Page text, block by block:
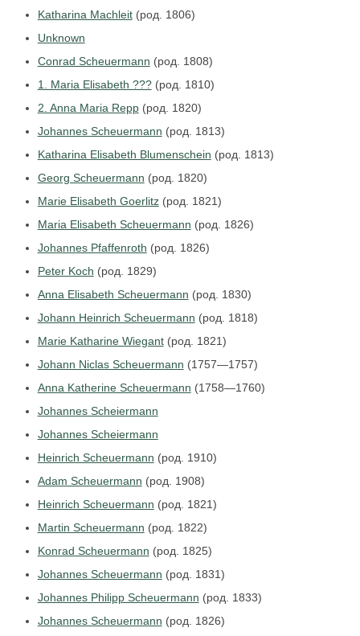
Katharina Machleit(род. 1806)
Unknown
Conrad Scheuermann (род. 1808)
1. Maria Elisabeth ???(род. 1810)
2. Anna Maria Repp(род. 1820)
Johannes Scheuermann (род. 1813)
Katharina Elisabeth Blumenschein (род. 1813)
Georg Scheuermann (род. 1820)
Marie Elisabeth Goerlitz(род. 1821)
Maria Elisabeth Scheuermann (род. 1826)
Johannes Pfaffenroth (род. 1826)
Peter Koch (род. 1829)
Anna Elisabeth Scheuermann (род. 1830)
Johann Heinrich Scheuermann (род. 1818)
Marie Katharine Wiegant(род. 1821)
Johann Niclas Scheuermann (1757—1757)
Anna Katherine Scheuermann (1758—1760)
Johannes Scheiermann
Johannes Scheiermann
Heinrich Scheuermann (род. 1910)
Adam Scheuermann (род. 1908)
Heinrich Scheuermann (род. 1821)
Martin Scheuermann (род. 1822)
Konrad Scheuermann (род. 1825)
Johannes Scheuermann (род. 1831)
Johannes Philipp Scheuermann (род. 1833)
Johannes Scheuermann (род. 1826)